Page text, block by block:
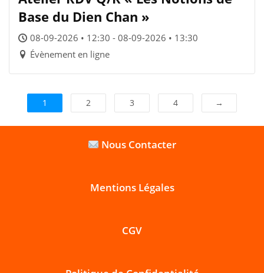
Base du Dien Chan »
08-09-2026 • 12:30 - 08-09-2026 • 13:30
Évènement en ligne
1 2 3 4 →
Nous Contacter
Mentions Légales
CGV